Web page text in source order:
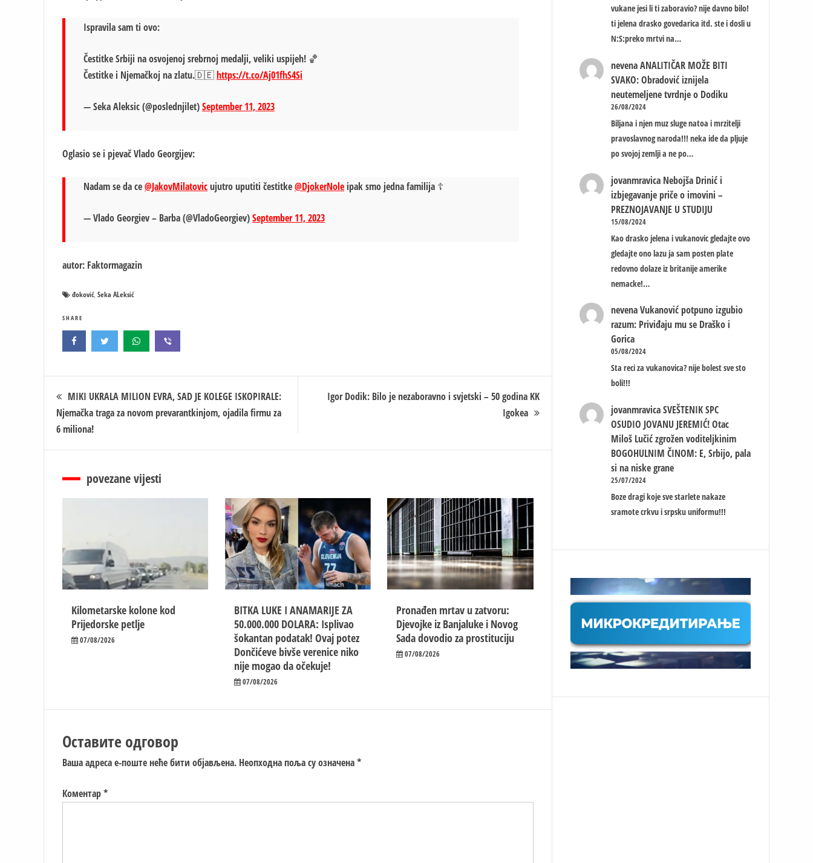
Ispravila sam ti ovo:
Čestitke Srbiji na osvojenoj srebrnoj medalji, veliki uspijeh! 🏀
Čestitke i Njemačkoj na zlatu.🇩🇪https://t.co/Aj01fhS4Si
— Seka Aleksic (@poslednjilet)September 11, 2023
Oglasio se i pjevač Vlado Georgijev:
Nadam se da ce@JakovMilatovicujutro uputiti čestitke@DjokerNole ipak smo jedna familija ☦️
— Vlado Georgiev – Barba (@VladoGeorgiev)September 11, 2023
autor: Faktormagazin
đoković, Seka ALeksić
SHARE
Кретање
чланка
MIKI UKRALA MILION EVRA, SAD JE KOLEGE ISKOPIRALE:
Njemačka traga za novom prevarantkinjom, ojadila firmu za
6 miliona!
Igor Dodik: Bilo je nezaboravno i svjetski – 50 godina KK
Igokea
povezane vijesti
Kilometarske kolone kod
Prijedorske petlje
07/08/2026
BITKA LUKE I ANAMARIJE ZA
50.000.000 DOLARA: Isplivao
šokantan podatak! Ovaj potez
Dončićeve bivše verenice niko
nije mogao da očekuje!
07/08/2026
Pronađen mrtav u zatvoru:
Djevojke iz Banjaluke i Novog
Sada dovodio za prostituciju
07/08/2026
Оставите одговор
Ваша адреса е-поште неће бити објављена. Неопходна поља су означена*
Коментар*
vukane jesi li ti zaboravio? nije davno bilo!
ti jelena drasko govedarica itd. ste i dosli u
N:S:preko mrtvi na…
nevena ANALITIČAR MOŽE BITI
SVAKO: Obradović iznijela
neutemeljene tvrdnje o Dodiku
26/08/2024
Biljana i njen muz sluge natoa i mrzitelji
pravoslavnog naroda!!! neka ide da pljuje
po svojoj zemlji a ne po…
jovanmravica Nebojša Drinić i
izbjegavanje priče o imovini –
PREZNOJAVANJE U STUDIJU
15/08/2024
Kao drasko jelena i vukanovic gledajte ovo
gledajte ono lazu ja sam posten plate
redovno dolaze iz britanije amerike
nemacke!…
nevena Vukanović potpuno izgubio
razum: Priviđaju mu se Draško i
Gorica
05/08/2024
Sta reci za vukanovica? nije bolest sve sto
boli!!!
jovanmravica SVEŠTENIK SPC
OSUDIO JOVANU JEREMIĆ! Otac
Miloš Lučić zgrožen voditeljkinim
BOGOHULNIM ČINOM: E, Srbijo, pala
si na niske grane
25/07/2024
Boze dragi koje sve starlete nakaze
sramote crkvu i srpsku uniformu!!!